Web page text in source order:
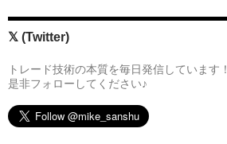
𝕏 (Twitter)
トレード技術の本質を毎日発信しています！
是非フォローしてください♪